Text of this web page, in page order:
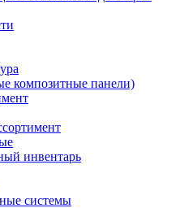
композитные панели)
инвентарь
системы